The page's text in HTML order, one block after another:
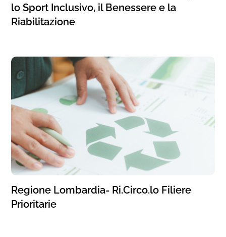
lo Sport Inclusivo, il Benessere e la
Riabilitazione
Regione Lombardia- Ri.Circo.lo Filiere
Prioritarie